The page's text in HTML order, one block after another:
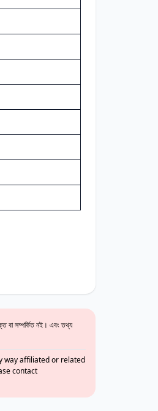
বা সম্পর্কিত নই। এবং তথ্য
way affiliated or related
contact